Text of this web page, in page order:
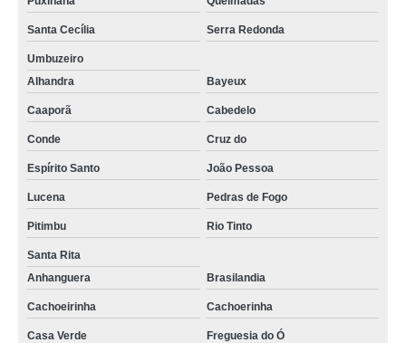
Santa Cecília Serra Redonda
Umbuzeiro
Alhandra
Bayeux
Caaporã Cabedelo
Conde Cruz do
Espírito Santo João Pessoa
Lucena Pedras de Fogo
Pitimbu Rio Tinto
Santa Rita
Anhanguera
Brasilandia
Cachoeirinha Cachoerinha
Casa Verde Freguesia do Ó